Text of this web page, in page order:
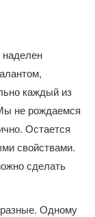
каждый из
не рождаемся
Остается
свойствами.
сделать
Одному